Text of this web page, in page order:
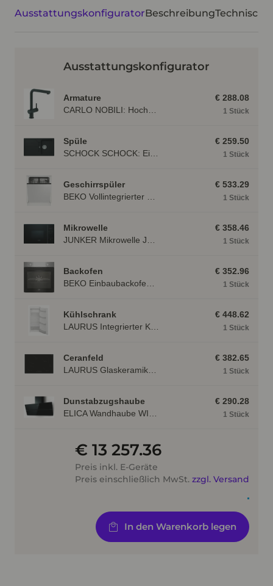
AusstattungskonfiguratorBeschreibung
Ausstattungskonfigurator
Armature
€ 288.08
1 Stück
Spüle
€ 259.50
1 Stück
Geschirrspüler
€ 533.29
1 Stück
Mikrowelle
€ 358.46
1 Stück
Backofen
€ 352.96
1 Stück
Kühlschrank
€ 448.62
1 Stück
Ceranfeld
€ 382.65
1 Stück
Dunstabzugshaube
€ 290.28
1 Stück
€ 13 257.36
Preis inkl. E-Geräte
Preis einschließlich MwSt. zzgl. Versand
In den Warenkorb legen